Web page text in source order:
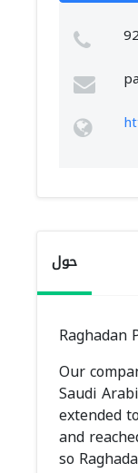
حول
Raghadan
Our
Saudi
extended
and
so